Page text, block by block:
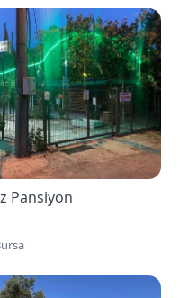
Pansiyon